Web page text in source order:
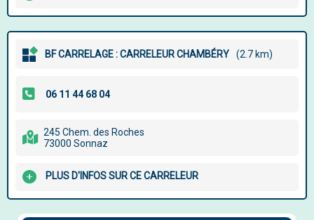
BF CARRELAGE : CARRELEUR CHAMBÉRY (2.7 km)
245 Chem. des Roches
73000 Sonnaz
PLUS D'INFOS SUR CE CARRELEUR